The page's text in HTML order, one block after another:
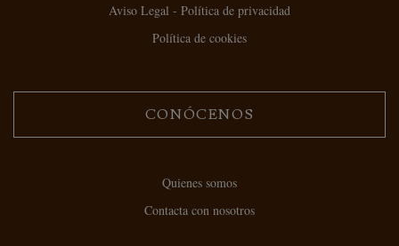
Aviso Legal - Política de privacidad
Política de cookies
CONÓCENOS
Quienes somos
Contacta con nosotros